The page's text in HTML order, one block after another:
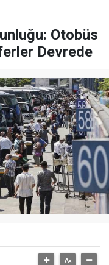
Otobüs
Devrede